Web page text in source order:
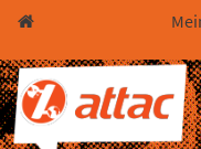
Direkt zum Hauptinhalt
Direkt zur Haupt-
Direkt zur Service-
Direkt zur Footer-
Direkt zum Footerinhalt